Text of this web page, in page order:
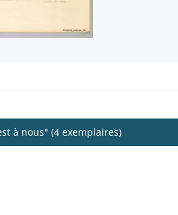
à nous" (4 exemplaires)